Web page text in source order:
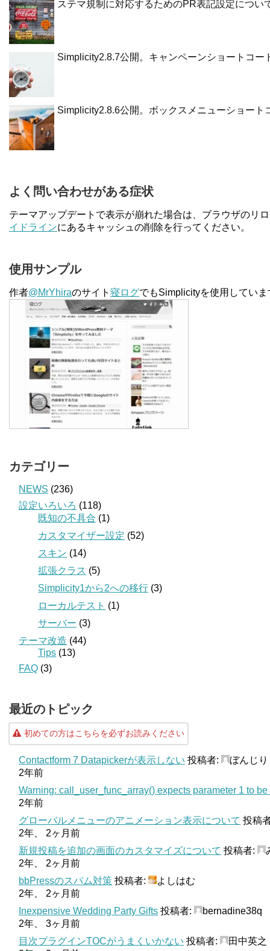
ステマ規制に対応するためのPR表記設定につい
Simplicity2.8.7公開。キャンペーンショートコー
Simplicity2.8.6公開。ボックスメニューショート
よく問い合わせがある症状
テーマアップデートで表示が崩れた場合は、ブラウザのリ
イドラインにあるキャッシュの削除を行ってください。
使用サンプル
作者@MrYhiraのサイト 寝ログでもSimplicityを使用していま
カテゴリー
NEWS (236)
設定いろいろ (118)
既知の不具合 (1)
カスタマイザー設定 (52)
スキン (14)
拡張クラス (5)
Simplicity1から2への移行 (3)
ローカルテスト (1)
サーバー (3)
テーマ改造 (44)
Tips (13)
FAQ (3)
最近のトピック
初めての方はこちらを必ずお読みください
Contactform 7 Datapickerが表示しない 投稿者:
ぼんじり
2年前
Warning: call_user_func_array() expects parameter 1 to
2年前
グローバルメニューのアニメーション表示について 投稿
2年、 2ヶ月前
新規投稿を追加の画面のカスタマイズについて 投稿者:
2年、 2ヶ月前
bbPressのスパム対策 投稿者:
よしはむ
2年、 2ヶ月前
Inexpensive Wedding Party Gifts 投稿者:
bernadine38q
2年、 3ヶ月前
目次プラグインTOCがうまくいかない 投稿者:
田中英之